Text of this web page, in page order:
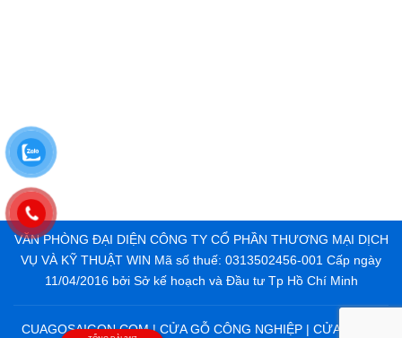
VĂN PHÒNG ĐẠI DIỆN CÔNG TY CỔ PHẦN THƯƠNG MẠI DỊCH
VỤ VÀ KỸ THUẬT WIN Mã số thuế: 0313502456-001 Cấp ngày
11/04/2016 bởi Sở kế hoạch và Đầu tư Tp Hồ Chí Minh
CUAGOSAIGON.COM | CỬA GỖ CÔNG NGHIỆP | CỬA NHỰA